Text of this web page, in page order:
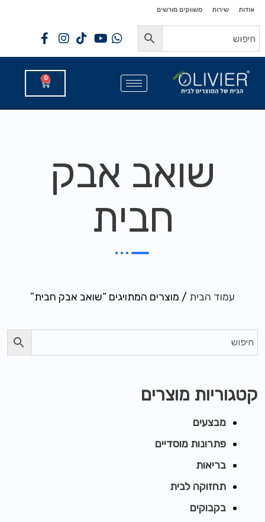
לתוכן
לתוכן
אודות שירות משווקים מורשים
0
שואב אבק
חבית
עמוד הבית / מוצרים המתויגים “שואב אבק חבית”
קטגוריות מוצרים
מבצעים
פתרונות מוסדיים
בריאות
תחזוקה לבית
בקבוקים